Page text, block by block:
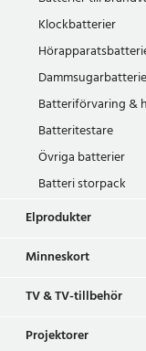
Klockbatterier
Batteriförvaring &
Batteritestare
Övriga batterier
Batteri storpack
Elprodukter
Minneskort
TV & TV-tillbehör
Projektorer